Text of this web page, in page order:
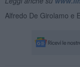
Alfredo De Girolamo e